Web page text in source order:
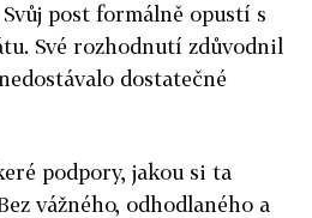
post formálně opustí s
Své rozhodnutí zdůvodnil
dostatečné
podpory, jakou si ta
vážného, odhodlaného a